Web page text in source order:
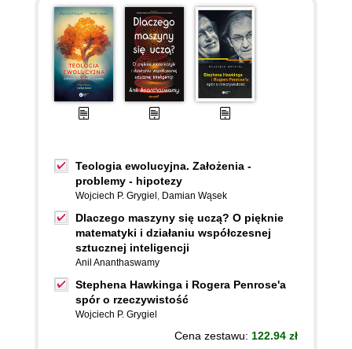
Teologia ewolucyjna. Założenia -
problemy - hipotezy
Wojciech P. Grygiel , Damian Wąsek
Dlaczego maszyny się uczą? O pięknie
matematyki i działaniu współczesnej
sztucznej inteligencji
Anil Ananthaswamy
Stephena Hawkinga i Rogera Penrose'a
spór o rzeczywistość
Wojciech P. Grygiel
Cena zestawu: 122.94 zł